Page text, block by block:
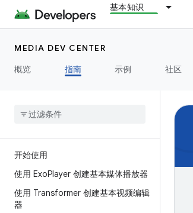
基本知识
MEDIA DEV CENTER
概览
指南 示例 社区
开始使用
使用 ExoPlayer 创建基本媒体播放器
使用 Transformer 创建基本视频编辑
器